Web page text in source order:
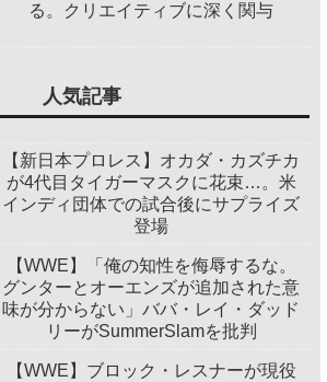
る。クリエイティブに深く関与
人気記事
【新日本プロレス】オカダ・カズチカ
が4代目タイガーマスクに花束…。米
インディ団体での試合後にサプライズ
登場
【WWE】「俺の知性を侮辱するな。
グンターとオーエンズが追加された意
味が分からない」ババ・レイ・ダッド
リーがSummerSlamを批判
【WWE】ブロック・レスナーが現役